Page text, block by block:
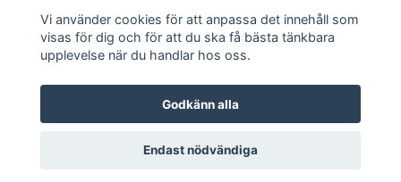
Sociala medier
© 2026 Lilla Fröken Fröjd
Vi använder cookies för att anpassa det innehåll som
visas för dig och för att du ska få bästa tänkbara
upplevelse när du handlar hos oss.
Godkänn alla
Endast nödvändiga